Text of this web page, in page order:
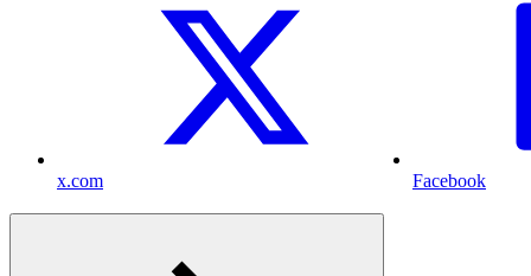
x.com Facebook